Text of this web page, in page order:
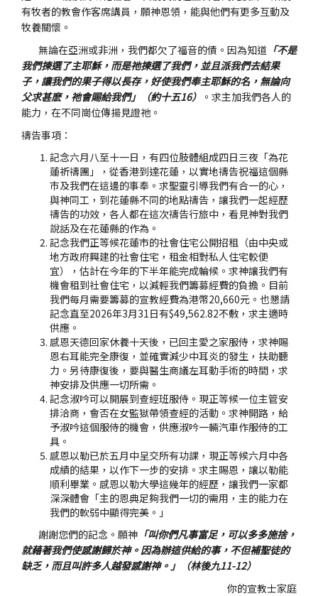
有牧者的教會作客席講員，願神恩領，能與他們有更多互動及
牧養關懷。
無論在亞洲或非洲，我們都欠了福音的債。因為知道 「不是
我們揀選了主耶穌，而是祂揀選了我們，並且派我們去結果
子，讓我們的果子得以長存，好使我們奉主耶穌的名，無論向
父求甚麽，祂會賜給我們」（約十五16） 。求主加我們各人的
能力，在不同崗位傳揚見證祂。
禱告事項：
記念六月八至十一日，有四位肢體組成四日三夜「為花
蓮祈禱團」，從香港到達花蓮，以實地禱告祝福這個縣
巿及我們在這邊的事奉。求聖靈引導我們有合一的心，
與神同工，到花蓮縣不同的地點禱告，讓我們一起經歷
禱告的功效，各人都在這次禱告行旅中，看見神對我們
說話及在花蓮縣的作為。
記念我們正等候花蓮市的社會住宅公開招租（由中央或
地方政府興建的社會住宅，租金相對私人住宅較便
宜），估計在今年的下半年能完成輪候。求神讓我們有
機會租到社會住宅，以減輕我們籌募經費的負擔。目前
我們每月需要籌募的宣教經費為港幣20,660元。也懇請
記念直至2026年3月31日有$49,562.82不敷，求主適時
供應。
感恩天德回家休養十天後，已回主愛之家服侍，求神賜
恩右耳能完全康復，並確實減少中耳炎的發生，扶助聽
力。另待康復後，要與醫生商議左耳動手術的時間，求
神安排及供應一切所需。
記念淑吟可以開展到查經班服侍。現正等候一位主管安
排洽商，會否在女監獄帶領查經的活動。求神開路，給
予淑吟這個服侍的機會，供應淑吟一輛汽車作服侍的工
具。
感恩以勒已於五月中呈交所有功課，現正等候六月中各
成績的結果，以作下一步的安排。求主賜恩，讓以勒能
順利畢業。感恩以勒大學這幾年的經歷，讓我們一家都
深深體會「主的恩典足夠我們一切的需用，主的能力在
我們的軟弱中顯得完美。」
謝謝您們的記念。願神 「叫你們凡事富足，可以多多施捨，
就藉著我們使感謝歸於神。因為辦這供給的事，不但補聖徒的
缺乏，而且叫許多人越發感謝神。」（林後九11-12）
你的宣教士家庭